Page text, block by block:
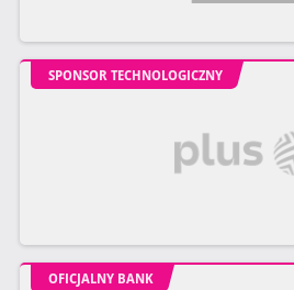
SPONSOR TECHNOLOGICZNY
OFICJALNY BANK